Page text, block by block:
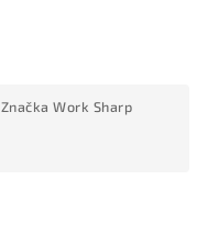
Značka Work Sharp